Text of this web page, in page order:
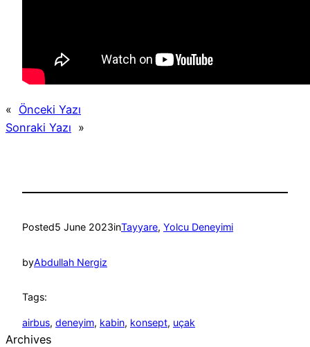
« Önceki Yazı
Sonraki Yazı »
Posted5 June 2023inTayyare, Yolcu Deneyimi
byAbdullah Nergiz
Tags:
airbus, deneyim, kabin, konsept, uçak
Archives